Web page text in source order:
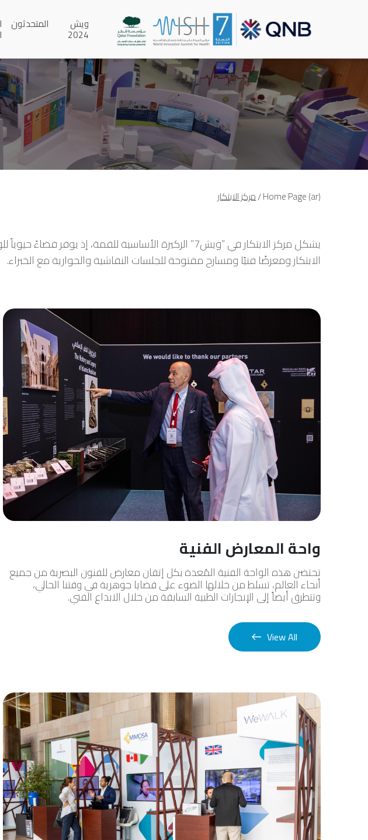
ويش
2024
المتحدثون مركز الابتكار
Home Page (ar)
/مركز الابتكار
يشكل مركز الابتكار في “ويش7” الركيزة الأساسية
الابتكار ومعرضًا فنيًا ومسارح مفتوحة للجلسات النقاشية والحوارية مع الخبراء.
واحة المعارض الفنية
تحتضن هذه الواحة الفنية المُعدة بكل إتقان معارض للفنون البصرية من جميع
أنحاء العالم، تسلط من خلالها الضوء على قضايا جوهرية في وقتنا الحالي،
وتتطرق أيضاً إلى الإنجازات الطبية السابقة من خلال الابداع الفني.
View All